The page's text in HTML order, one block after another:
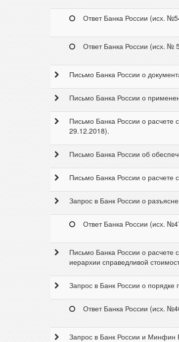
Ответ Банка России (исх.
Ответ Банка России (исх. №
Письмо Банка России о
Письмо Банка России о
Письмо Банка России о расчете
29.12.2018).
Письмо Банка России об
Письмо Банка России о
Запрос в Банк России о
Ответ Банка России (исх.
Письмо Банка России о расчете
иерархии справедливой
Запрос в Банк России о
Ответ Банка России (исх.
Запрос в Банк России и Минфин